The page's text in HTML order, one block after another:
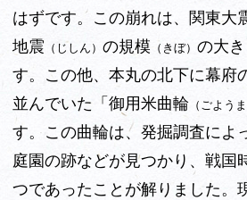
はずです。この崩れは、関東大
地震 （じしん） の規模 （きぼ） の大
す。この他、本丸の北下に幕府
並んでいた「 御用米曲輪 （ごよう
す。この曲輪は、発掘調査によ
庭園の跡などが見つかり、戦国
つであったことが解りました。